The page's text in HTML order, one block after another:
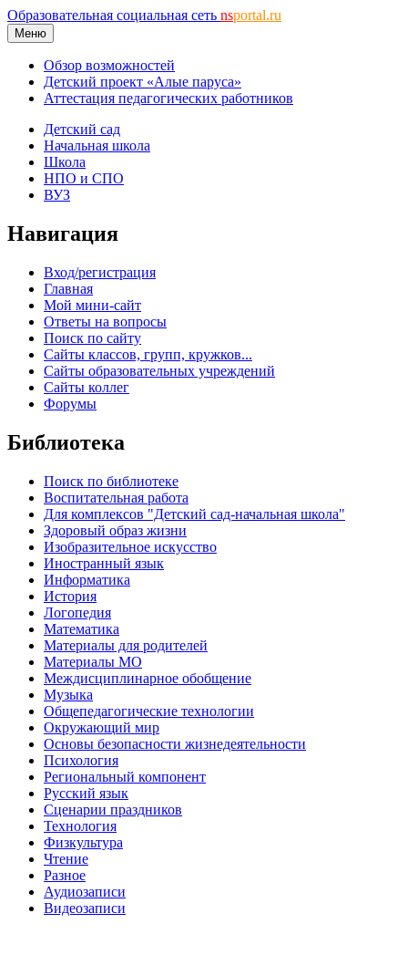
Образовательная социальная сеть nsportal.ru
Меню
Обзор возможностей
Детский проект «Алые паруса»
Аттестация педагогических работников
Детский сад
Начальная школа
Школа
НПО и СПО
ВУЗ
Навигация
Вход/регистрация
Главная
Мой мини-сайт
Ответы на вопросы
Поиск по сайту
Сайты классов, групп, кружков...
Сайты образовательных учреждений
Сайты коллег
Форумы
Библиотека
Поиск по библиотеке
Воспитательная работа
Для комплексов "Детский сад-начальная школа"
Здоровый образ жизни
Изобразительное искусство
Иностранный язык
Информатика
История
Логопедия
Математика
Материалы для родителей
Материалы МО
Междисциплинарное обобщение
Музыка
Общепедагогические технологии
Окружающий мир
Основы безопасности жизнедеятельности
Психология
Региональный компонент
Русский язык
Сценарии праздников
Технология
Физкультура
Чтение
Разное
Аудиозаписи
Видеозаписи